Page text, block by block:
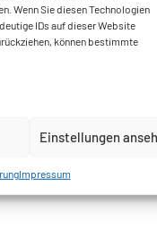
Wenn Sie diesen Technologien
IDs auf dieser Website
können bestimmte
Einstellungen
Impressum